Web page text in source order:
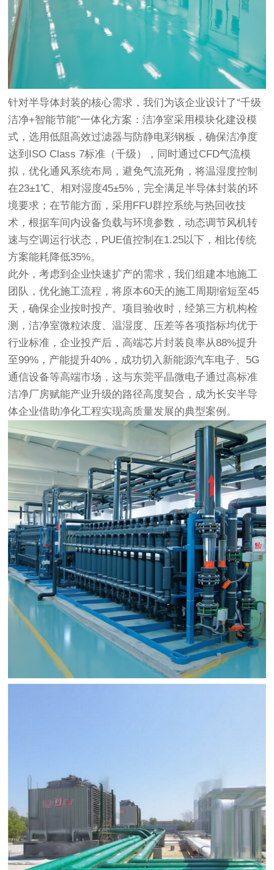
针对半导体封装的核心需求，我们为该企业设计了“千级
洁净+智能节能”一体化方案：洁净室采用模块化建设模
式，选用低阻高效过滤器与防静电彩钢板，确保洁净度
达到ISO Class 7标准（千级），同时通过CFD气流模
拟，优化通风系统布局，避免气流死角，将温湿度控制
在23±1℃、相对湿度45±5%，完全满足半导体封装的环
境要求；在节能方面，采用FFU群控系统与热回收技
术，根据车间内设备负载与环境参数，动态调节风机转
速与空调运行状态，PUE值控制在1.25以下，相比传统
方案能耗降低35%。
此外，考虑到企业快速扩产的需求，我们组建本地施工
团队，优化施工流程，将原本60天的施工周期缩短至45
天，确保企业按时投产。项目验收时，经第三方机构检
测，洁净室微粒浓度、温湿度、压差等各项指标均优于
行业标准，企业投产后，高端芯片封装良率从88%提升
至99%，产能提升40%，成功切入新能源汽车电子、5G
通信设备等高端市场，这与东莞平晶微电子通过高标准
洁净厂房赋能产业升级的路径高度契合，成为长安半导
体企业借助净化工程实现高质量发展的典型案例。